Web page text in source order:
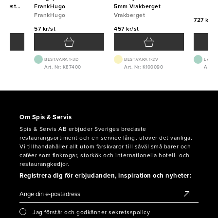
FrankHugo
FrankHugo
57 kr/st
BEST.VARA 1-3D
Art. Nr: K87400
5mm Vrakberget
Vrakberget
457 kr/st
BEST.VARA 1-2V
Art. Nr: K100090
727 kr/
Art.
Om Spis & Servis
Spis & Servis AB erbjuder Sveriges bredaste
restaurangsortiment och en service långt utöver det vanliga.
Vi tillhandahåller allt utom färskvaror till såväl små barer och
caféer som finkrogar, storkök och internationella hotell- och
restaurangkedjor.
Registrera dig för erbjudanden, inspiration och nyheter:
Jag förstår och godkänner sekretsspolicy